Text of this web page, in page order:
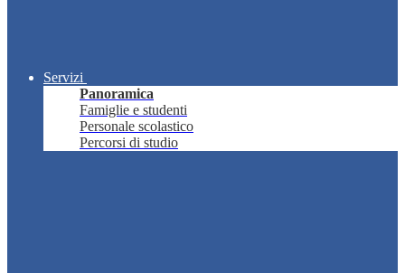
Servizi
Panoramica
Famiglie e studenti
Personale scolastico
Percorsi di studio